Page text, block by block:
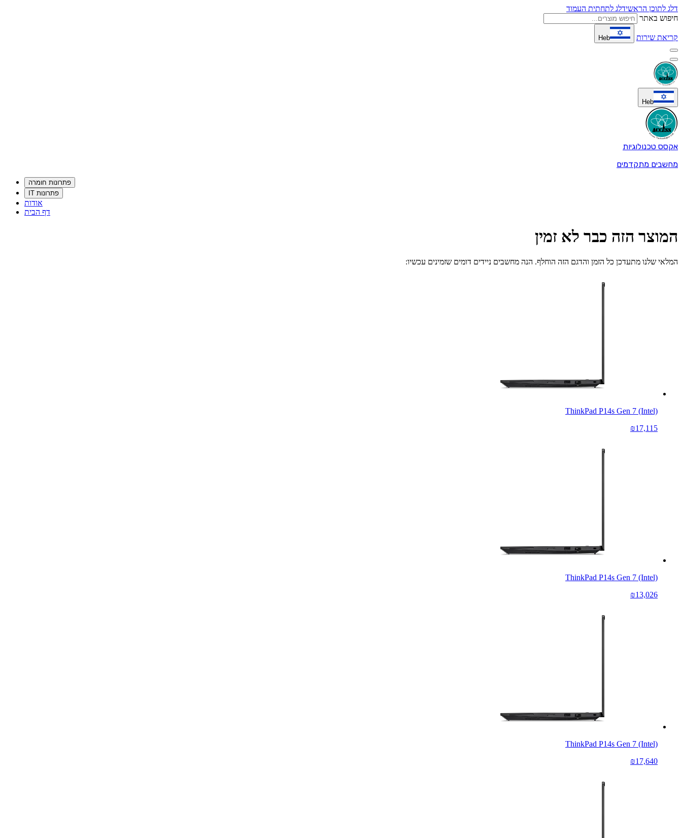
דלג לתוכן הראשידלג לתחתית העמוד
חיפוש באתר
קריאת שירות Heb
Heb
אקסס טכנולוגיות
מחשבים מתקדמים
פתרונות חומרה
פתרונות IT
אודות
דף הבית
המוצר הזה כבר לא זמין
המלאי שלנו מתעדכן כל הזמן והדגם הזה הוחלף. הנה מחשבים ניידים דומים שזמינים עכשיו:
ThinkPad P14s Gen 7 (Intel)
₪17,115
ThinkPad P14s Gen 7 (Intel)
₪13,026
ThinkPad P14s Gen 7 (Intel)
₪17,640